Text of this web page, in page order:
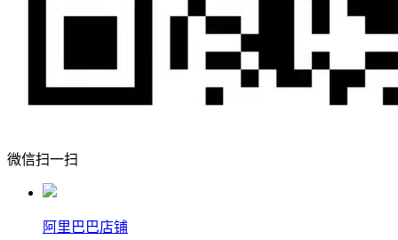
微信扫一扫
阿里巴巴店铺